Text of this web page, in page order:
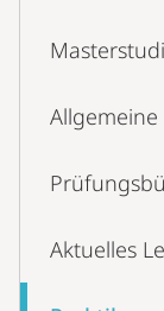
Aktuelles